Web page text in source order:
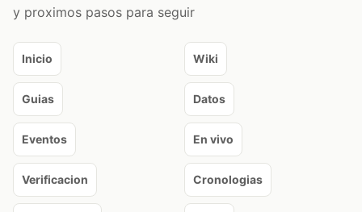
y proximos pasos para seguir
Inicio Wiki
Guias Datos
Eventos En vivo
Verificacion Cronologias